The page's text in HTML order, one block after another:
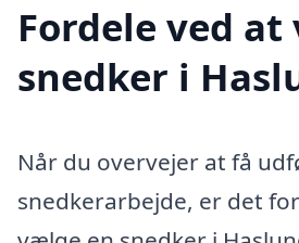
Fordele ved
snedker i
Når du overvejer at få
snedkerarbejde, er det